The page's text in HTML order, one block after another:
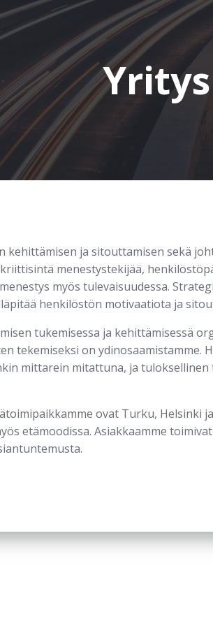
Yritys
ja sitouttamisen sekä
menestystekijää,
myös tulevaisuudessa.
henkilöstön motivaatiota ja
tukemisessa ja kehittämisessä
tekemiseksi on ydinosaamistamme.
mittarein mitattuna, ja
ovat Turku, Helsinki
etämoodissa. Asiakkaamme